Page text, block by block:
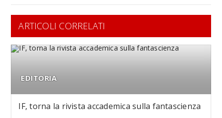
ARTICOLI CORRELATI
EDITORIA
IF, torna la rivista accademica sulla fantascienza